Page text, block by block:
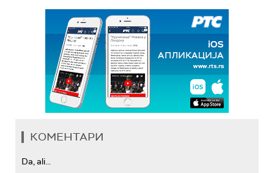
КОМЕНТАРИ
Da, ali...